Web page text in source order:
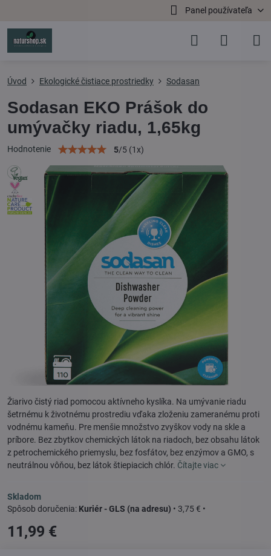
Panel používateľa
Úvod Ekologické čistiace prostriedky Sodasan
Sodasan EKO Prášok do
umývačky riadu, 1,65kg
Hodnotenie 5/5 (1x)
Žiarivo čistý riad pomocou aktívneho kyslíka. Na umývanie riadu
šetrnému k životnému prostrediu vďaka zloženiu zameranému proti
vodnému kameňu. Pre menšie množstvo zvyškov vody na skle a
príbore. Bez zbytkov chemických látok na riadoch, bez obsahu látok
z petrochemického priemyslu, bez fosfátov, bez enzýmov a GMO, s
neutrálnou vôňou, bez látok štiepiacich chlór. Čítajte viac
Skladom
Kuriér - GLS (na adresu) • 3,75 € •
11,99 €